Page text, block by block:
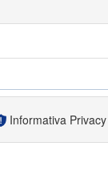
Informativa Privacy